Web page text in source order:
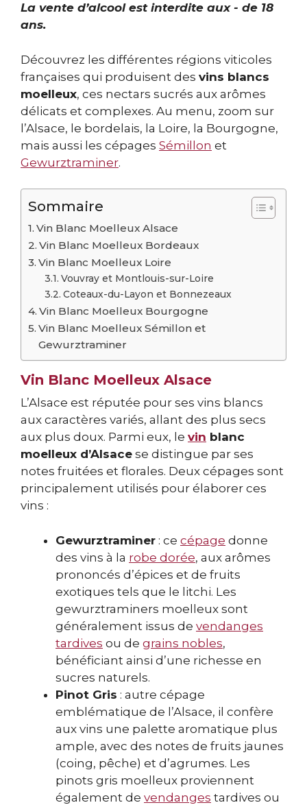
La vente d’alcool est interdite aux - de 18
ans.
Découvrez les différentes régions viticoles
françaises qui produisent des vins blancs
moelleux, ces nectars sucrés aux arômes
délicats et complexes. Au menu, zoom sur
l’Alsace, le bordelais, la Loire, la Bourgogne,
mais aussi les cépages Sémillon et
Gewurztraminer.
Sommaire
Vin Blanc Moelleux Alsace
Vin Blanc Moelleux Bordeaux
Vin Blanc Moelleux Loire
Vouvray et Montlouis-sur-Loire
Coteaux-du-Layon et Bonnezeaux
Vin Blanc Moelleux Bourgogne
Vin Blanc Moelleux Sémillon et
Gewurztraminer
Vin Blanc Moelleux Alsace
L’Alsace est réputée pour ses vins blancs
aux caractères variés, allant des plus secs
aux plus doux. Parmi eux, le vin blanc
moelleux d’Alsace se distingue par ses
notes fruitées et florales. Deux cépages sont
principalement utilisés pour élaborer ces
vins :
Gewurztraminer : ce cépage donne
des vins à la robe dorée, aux arômes
prononcés d’épices et de fruits
exotiques tels que le litchi. Les
gewurztraminers moelleux sont
généralement issus de vendanges
tardives ou de grains nobles,
bénéficiant ainsi d’une richesse en
sucres naturels.
Pinot Gris : autre cépage
emblématique de l’Alsace, il confère
aux vins une palette aromatique plus
ample, avec des notes de fruits jaunes
(coing, pêche) et d’agrumes. Les
pinots gris moelleux proviennent
également de vendanges tardives ou